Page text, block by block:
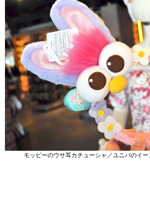
モッピーのウサ耳カチューシャ／ユニバのイ